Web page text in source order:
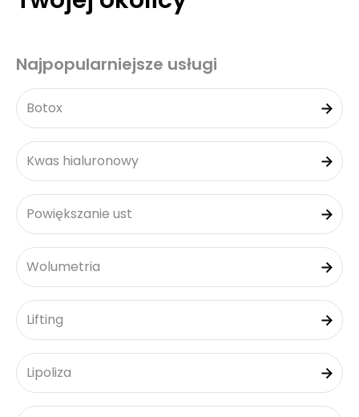
Najpopularniejsze usługi
Botox
Kwas hialuronowy
Powiększanie ust
Wolumetria
Lifting
Lipoliza